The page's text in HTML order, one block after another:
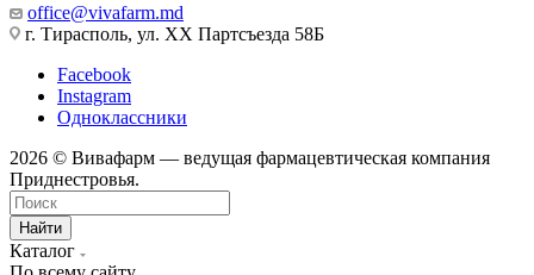
office@vivafarm.md
г. Тирасполь, ул. ХХ Партсъезда 58Б
Facebook
Instagram
Одноклассники
2026 © Вивафарм — ведущая фармацевтическая компания
Приднестровья.
Найти
Каталог